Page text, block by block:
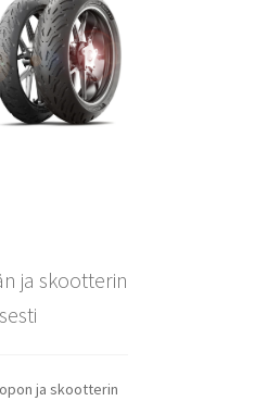
ja skootterin
ja skootterin